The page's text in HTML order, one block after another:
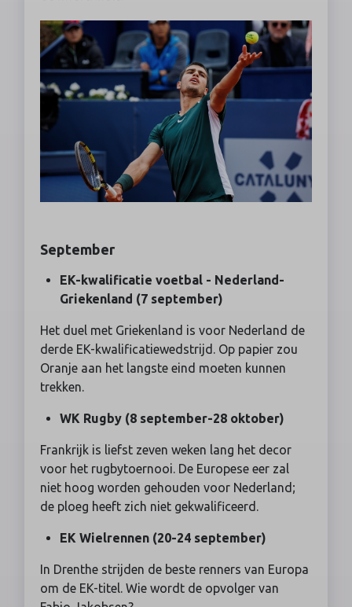
September
EK-kwalificatie voetbal - Nederland-
Griekenland (7 september)
Het duel met Griekenland is voor Nederland de
derde EK-kwalificatiewedstrijd. Op papier zou
Oranje aan het langste eind moeten kunnen
trekken.
WK Rugby (8 september-28 oktober)
Frankrijk is liefst zeven weken lang het decor
voor het rugbytoernooi. De Europese eer zal
niet hoog worden gehouden voor Nederland;
de ploeg heeft zich niet gekwalificeerd.
EK Wielrennen (20-24 september)
In Drenthe strijden de beste renners van Europa
om de EK-titel. Wie wordt de opvolger van